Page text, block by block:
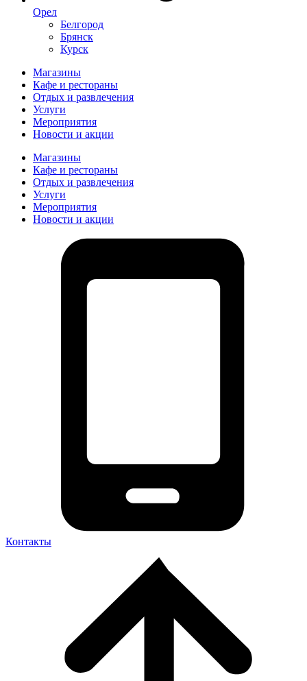
Орел
Белгород
Брянск
Курск
Магазины
Кафе и рестораны
Отдых и развлечения
Услуги
Мероприятия
Новости и акции
Магазины
Кафе и рестораны
Отдых и развлечения
Услуги
Мероприятия
Новости и акции
Контакты